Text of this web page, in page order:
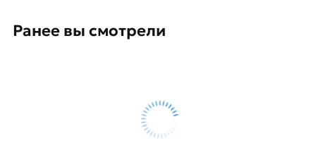
Ранее вы смотрели